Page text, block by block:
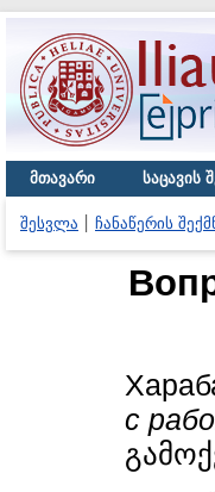
მთავარი საცავის
შესვლა ჩანაწერის
с